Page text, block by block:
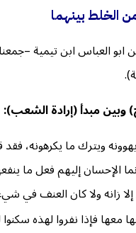
الخلط بينهما
العباس ابن تيمية
وبين مبدأ (إرادة الشعب):
ويترك ما يكرهونه،
الإحسان إليهم فعل ما
ولا كان العنف في
معها فإذا نفروا لهذه